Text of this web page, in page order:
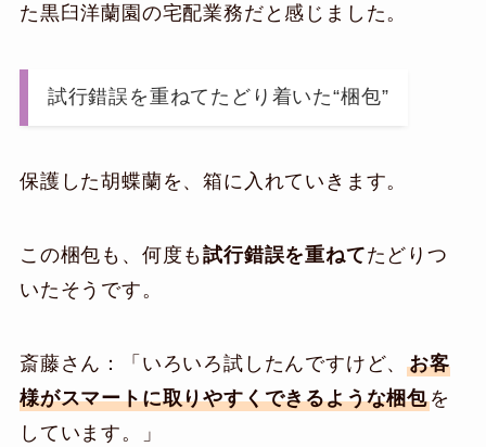
た黒臼洋蘭園の宅配業務だと感じました。
試行錯誤を重ねてたどり着いた“梱包”
保護した胡蝶蘭を、箱に入れていきます。
この梱包も、何度も試行錯誤を重ねてたどりつ
いたそうです。
斎藤さん：「いろいろ試したんですけど、お客
様がスマートに取りやすくできるような梱包を
しています。」